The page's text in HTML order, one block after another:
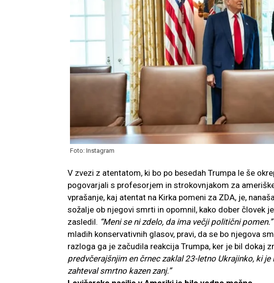
Foto: Instagram
V zvezi z atentatom, ki bo po besedah Trumpa le še
pogovarjali s profesorjem in strokovnjakom za
vprašanje, kaj atentat na Kirka pomeni za ZDA, je,
sožalje ob njegovi smrti in opomnil, kako dober človek
zasledil. “Meni se ni zdelo, da ima večji politični pomen.”
mladih konservativnih glasov, pravi, da se bo njegova
razloga ga je začudila reakcija Trumpa, ker je bil dokaj
predvčerajšnjim en črnec zaklal 23-letno Ukrajinko, ki
zahteval smrtno kazen zanj.”